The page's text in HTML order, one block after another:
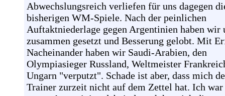
Abwechslungsreich verliefen für uns dagegen
bisherigen WM-Spiele. Nach der peinlichen
Auftaktniederlage gegen Argentinien haben wir
zusammen gesetzt und Besserung gelobt. Mit
Nacheinander haben wir Saudi-Arabien, den
Olympiasieger Russland, Weltmeister
Ungarn "verputzt". Schade ist aber, dass mich
Trainer zurzeit nicht auf dem Zettel hat. Ich war